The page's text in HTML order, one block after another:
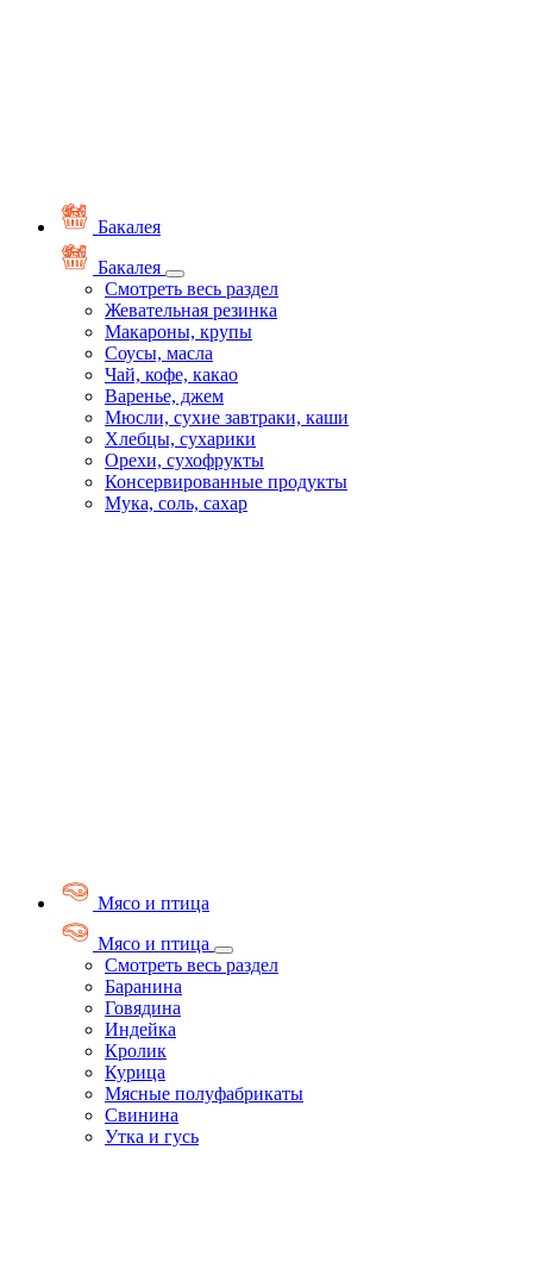
Бакалея
Бакалея
Смотреть весь раздел
Жевательная резинка
Макароны, крупы
Соусы, масла
Чай, кофе, какао
Варенье, джем
Мюсли, сухие завтраки, каши
Хлебцы, сухарики
Орехи, сухофрукты
Консервированные продукты
Мука, соль, сахар
Мясо и птица
Мясо и птица
Смотреть весь раздел
Баранина
Говядина
Индейка
Кролик
Курица
Мясные полуфабрикаты
Свинина
Утка и гусь